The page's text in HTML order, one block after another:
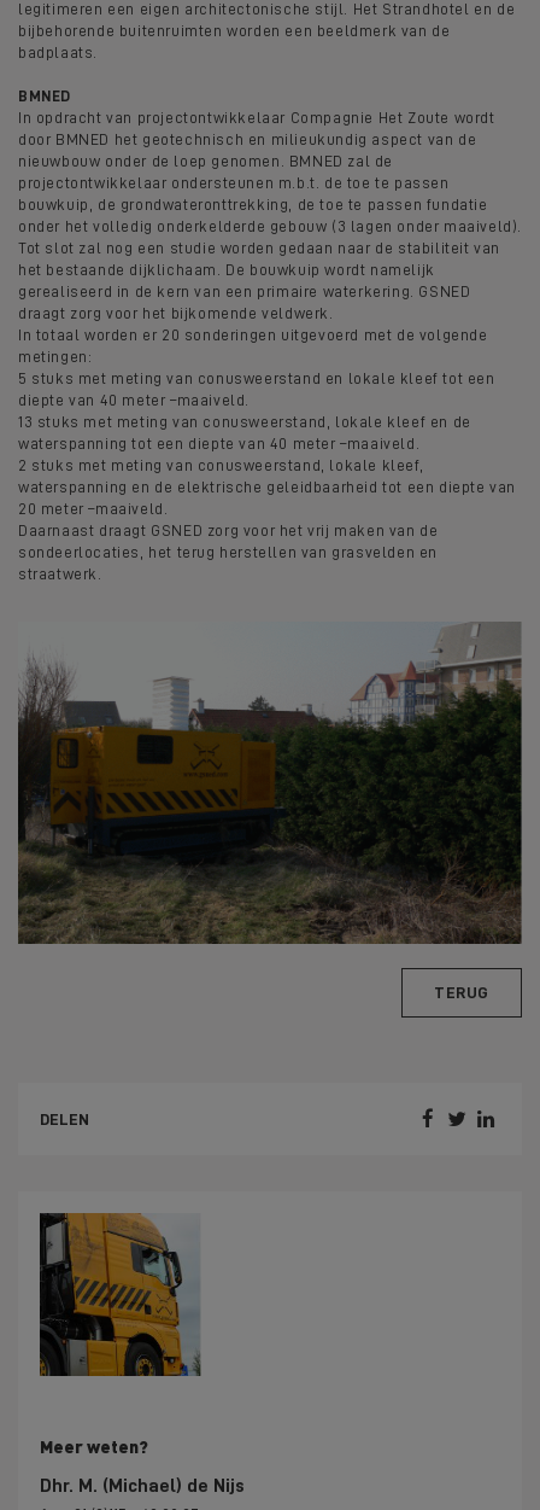
legitimeren een eigen architectonische stijl. Het Strandhotel en de
bijbehorende buitenruimten worden een beeldmerk van de
badplaats.
BMNED
In opdracht van projectontwikkelaar Compagnie Het Zoute wordt
door BMNED het geotechnisch en milieukundig aspect van de
nieuwbouw onder de loep genomen. BMNED zal de
projectontwikkelaar ondersteunen m.b.t. de toe te passen
bouwkuip, de grondwateronttrekking, de toe te passen fundatie
onder het volledig onderkelderde gebouw (3 lagen onder maaiveld).
Tot slot zal nog een studie worden gedaan naar de stabiliteit van
het bestaande dijklichaam. De bouwkuip wordt namelijk
gerealiseerd in de kern van een primaire waterkering. GSNED
draagt zorg voor het bijkomende veldwerk.
In totaal worden er 20 sonderingen uitgevoerd met de volgende
metingen:
5 stuks met meting van conusweerstand en lokale kleef tot een
diepte van 40 meter –maaiveld.
13 stuks met meting van conusweerstand, lokale kleef en de
waterspanning tot een diepte van 40 meter –maaiveld.
2 stuks met meting van conusweerstand, lokale kleef,
waterspanning en de elektrische geleidbaarheid tot een diepte van
20 meter –maaiveld.
Daarnaast draagt GSNED zorg voor het vrij maken van de
sondeerlocaties, het terug herstellen van grasvelden en
straatwerk.
TERUG
DELEN   
Meer weten?
Dhr. M. (Michael) de Nijs